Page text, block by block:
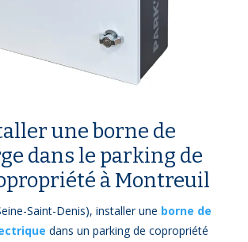
une borne de
dans le parking de
à Montreuil
Saint-Denis), installer une borne de
dans un parking de copropriété